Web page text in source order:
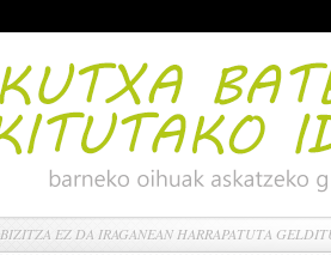
BIZITZA EZ DA IRAGANEAN HARRAPATUTA